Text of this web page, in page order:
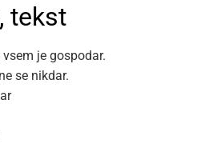
tekst
je gospodar.
se nikdar.